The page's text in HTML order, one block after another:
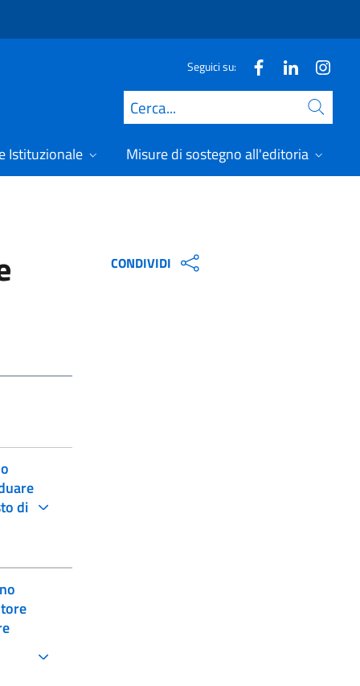
Seguici su:
Cerca
Istituzionale Misure di sostegno all'editoria
di
CONDIVIDI